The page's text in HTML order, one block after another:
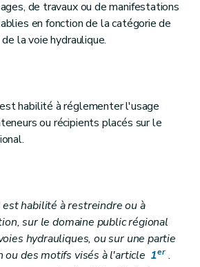
de travaux ou de manifestations
en fonction de la catégorie de
la voie hydraulique.
habilité à réglementer l'usage
ou récipients placés sur le
habilité à restreindre ou à
sur le domaine public régional
hydrauliques, ou sur une partie
ou des motifs visés à l'article 1er.